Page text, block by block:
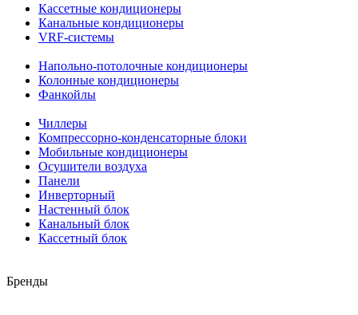
Кассетные кондиционеры
Канальные кондиционеры
VRF-системы
Напольно-потолочные кондиционеры
Колонные кондиционеры
Фанкойлы
Чиллеры
Компрессорно-конденсаторные блоки
Мобильные кондиционеры
Осушители воздуха
Панели
Инверторный
Настенный блок
Канальный блок
Кассетный блок
Бренды